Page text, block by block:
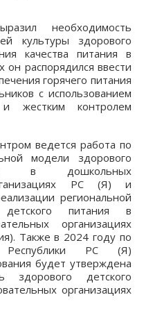
необходимость
культуры здорового
качества питания в
он распорядился ввести
горячего питания
с использованием
жестким контролем
ведется работа по
модели здорового
в дошкольных
РС (Я) и
региональной
питания в
организациях
Также в 2024 году по
Республики РС (Я)
будет утверждена
здорового детского
организациях